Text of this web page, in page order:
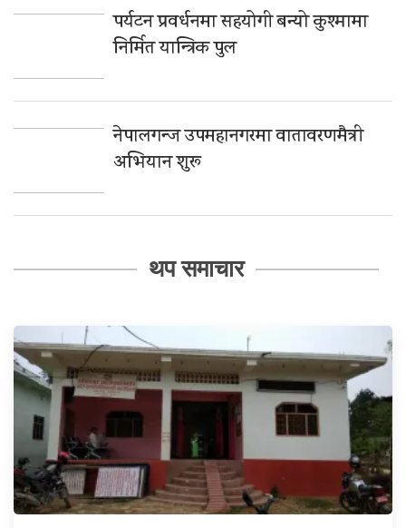
पर्यटन प्रवर्धनमा सहयोगी बन्यो कुश्मामा
निर्मित यान्त्रिक पुल
नेपालगन्ज उपमहानगरमा वातावरणमैत्री
अभियान शुरू
थप समाचार